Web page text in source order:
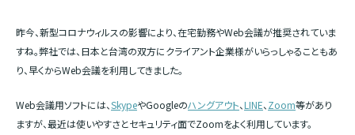
昨今、新型コロナウィルスの影響により、在宅勤務やWeb会議が推奨されていま
すね。弊社では、日本と台湾の双方にクライアント企業様がいらっしゃることもあ
り、早くからWeb会議を利用してきました。
Web会議用ソフトには、SkypeやGoogleのハングアウト、LINE、 Zoom等があり
ますが、最近は使いやすさとセキュリティ面でZoomをよく利用しています。